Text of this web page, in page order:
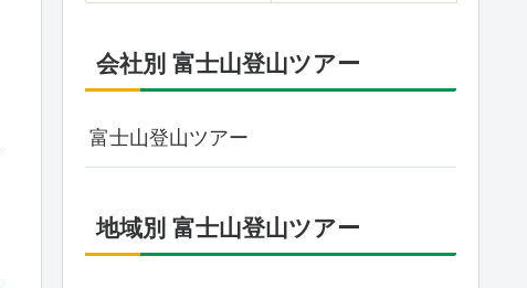
会社別 富士山登山ツアー
富士山登山ツアー
地域別 富士山登山ツアー